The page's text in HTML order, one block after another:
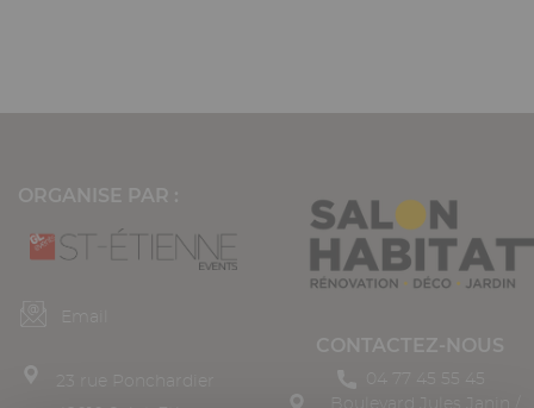
04 77 45 55 45
Boulevard Jules Janin /